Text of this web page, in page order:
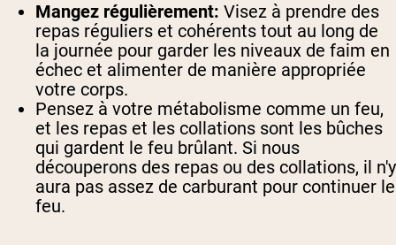
Mangez régulièrement: Visez à prendre des
repas réguliers et cohérents tout au long de
la journée pour garder les niveaux de faim en
échec et alimenter de manière appropriée
votre corps.
Pensez à votre métabolisme comme un feu,
et les repas et les collations sont les bûches
qui gardent le feu brûlant. Si nous
découperons des repas ou des collations, il n'y
aura pas assez de carburant pour continuer le
feu.